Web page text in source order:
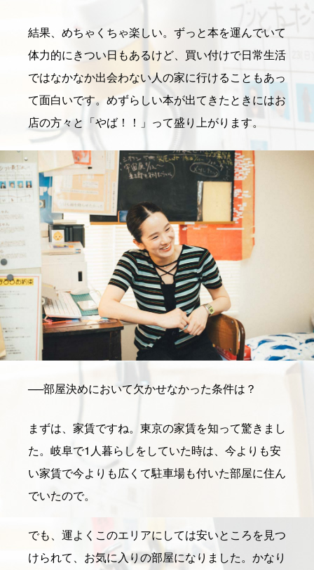
結果、めちゃくちゃ楽しい。ずっと本を運んでいて
体力的にきつい日もあるけど、買い付けで日常生活
ではなかなか出会わない人の家に行けることもあっ
て面白いです。めずらしい本が出てきたときにはお
店の方々と「やば！！」って盛り上がります。
──部屋決めにおいて欠かせなかった条件は？
まずは、家賃ですね。東京の家賃を知って驚きまし
た。岐阜で1人暮らしをしていた時は、今よりも安
い家賃で今よりも広くて駐車場も付いた部屋に住ん
でいたので。
でも、運よくこのエリアにしては安いところを見つ
けられて、お気に入りの部屋になりました。かなり